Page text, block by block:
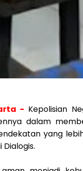
- Kepolisian
dalam
yang